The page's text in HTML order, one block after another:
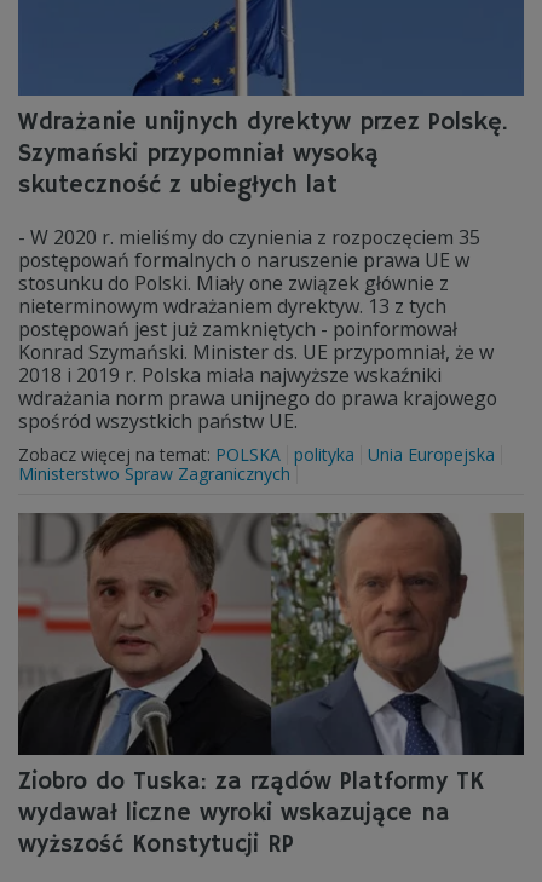
Wdrażanie unijnych dyrektyw przez Polskę.
Szymański przypomniał wysoką
skuteczność z ubiegłych lat
- W 2020 r. mieliśmy do czynienia z rozpoczęciem 35
postępowań formalnych o naruszenie prawa UE w
stosunku do Polski. Miały one związek głównie z
nieterminowym wdrażaniem dyrektyw. 13 z tych
postępowań jest już zamkniętych - poinformował
Konrad Szymański. Minister ds. UE przypomniał, że w
2018 i 2019 r. Polska miała najwyższe wskaźniki
wdrażania norm prawa unijnego do prawa krajowego
spośród wszystkich państw UE.
Zobacz więcej na temat: POLSKA polityka
Unia Europejska
Ministerstwo Spraw Zagranicznych
Ziobro do Tuska: za rządów Platformy TK
wydawał liczne wyroki wskazujące na
wyższość Konstytucji RP